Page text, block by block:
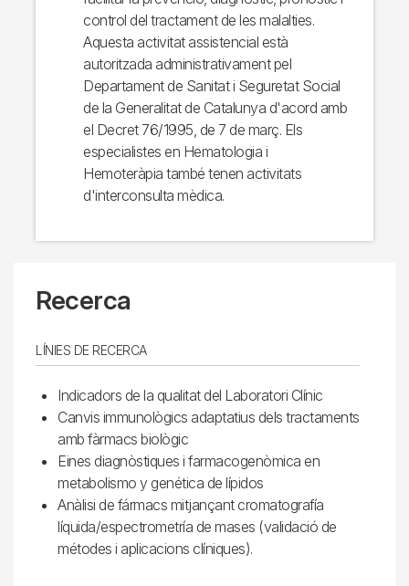
control del tractament de les malalties.
Aquesta activitat assistencial està
autoritzada administrativament pel
Departament de Sanitat i Seguretat Social
de la Generalitat de Catalunya d'acord amb
el Decret 76/1995, de 7 de març. Els
especialistes en Hematologia i
Hemoteràpia també tenen activitats
d'interconsulta mèdica.
Recerca
LÍNIES DE RECERCA
Indicadors de la qualitat del Laboratori Clínic
Canvis immunològics adaptatius dels tractaments
amb fàrmacs biològic
Eines diagnòstiques i farmacogenòmica en
metabolismo y genética de lípidos
Anàlisi de fármacs mitjançant cromatografía
líquida/espectrometría de mases (validació de
métodes i aplicacions clíniques).